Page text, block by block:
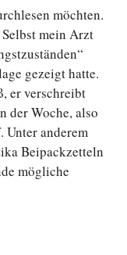
möchten.
mein Arzt
gezeigt hatte.
er verschreibt
der Woche, also
Unter anderem
Beipackzetteln
mögliche